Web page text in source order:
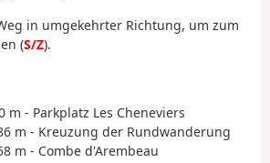
in umgekehrter Richtung, um zum
(S/Z).
m - Parkplatz Les Cheneviers
m - Kreuzung der Rundwanderung
m - Combe d'Arembeau